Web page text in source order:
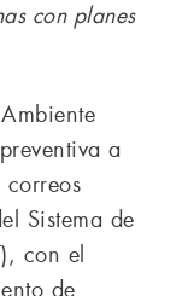
con planes
a
Sistema de
con el